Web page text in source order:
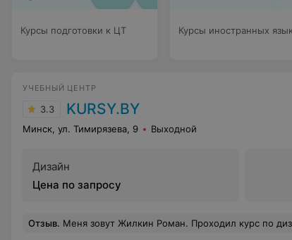
Курсы подготовки к ЦТ Курсы иностранных
УЧЕБНЫЙ ЦЕНТР
3.3 KURSY.BY
Минск, ул. Тимирязева, 9 Выходной
Дизайн
Цена по запросу
Отзыв. Меня зовут Жилкин Роман. Проходил курс по дизайну иинтерьера в Autodesk 3Ds Max, так же прошел курс по Adobe Photoshop и CorelDraw(kursy.by). Сделал дизайн-проект квартиры. Изучал 3D дизайн так как, интересна тема интерьера и обустройки домов, так же Папа занимается ремонтами(теперь могу сделать